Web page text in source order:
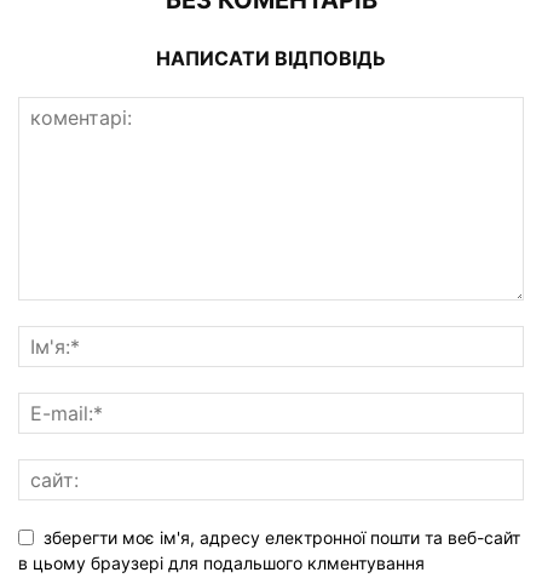
НАПИСАТИ ВІДПОВІДЬ
зберегти моє ім'я, адресу електронної пошти та веб-сайт
в цьому браузері для подальшого клментування